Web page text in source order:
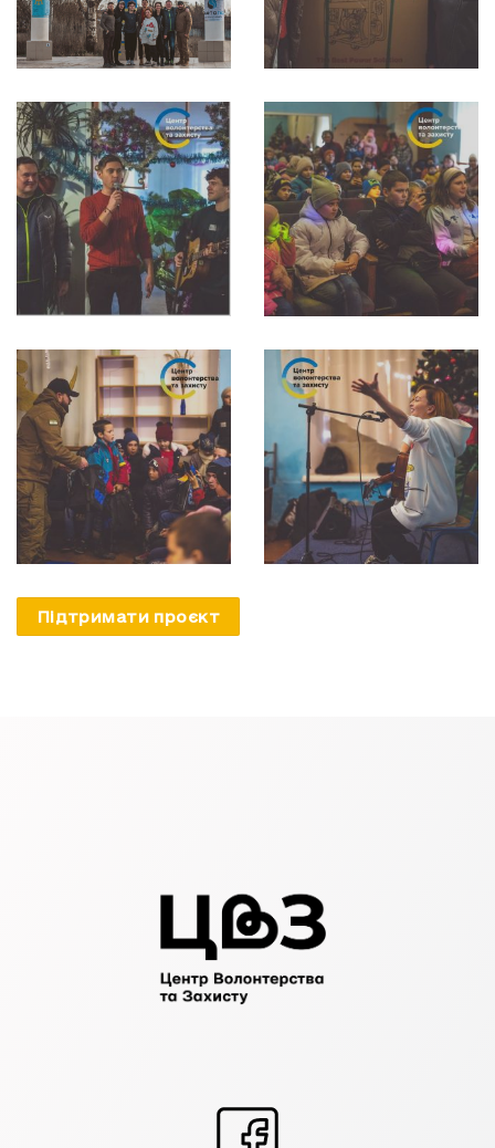
Підтримати проєкт